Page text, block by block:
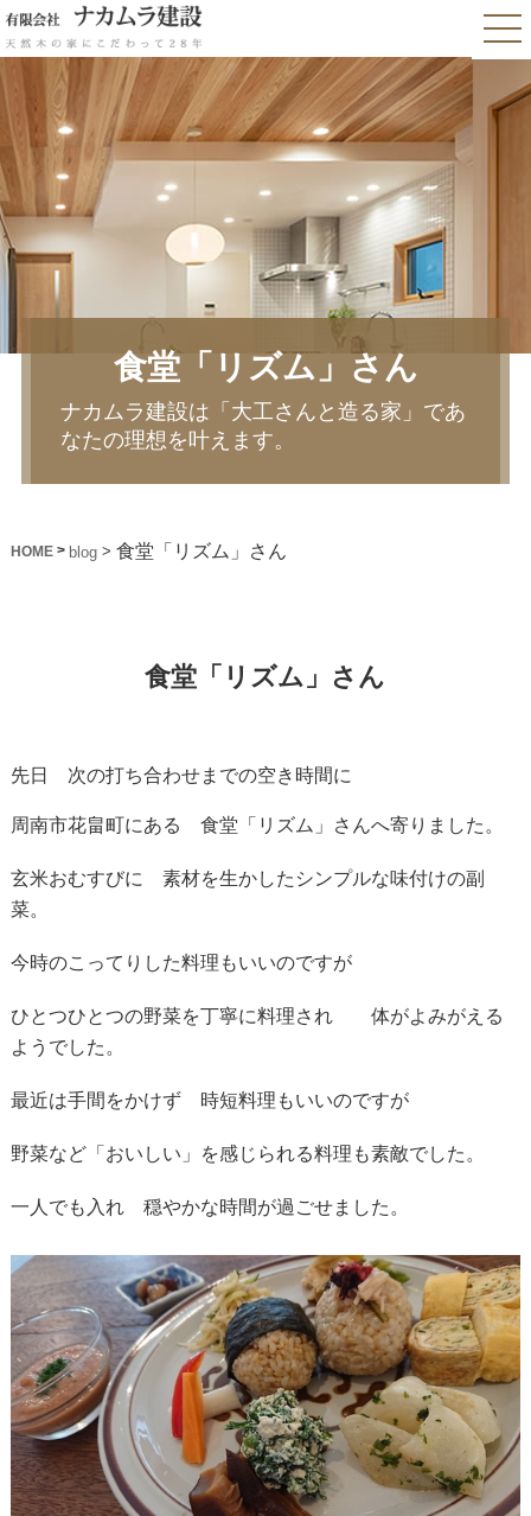
食堂「リズム」さん
ナカムラ建設は「大工さんと造る家」であ
なたの理想を叶えます。
HOME> blog> 食堂「リズム」さん
食堂「リズム」さん
先日 次の打ち合わせまでの空き時間に
周南市花畠町にある 食堂「リズム」さんへ寄りました。
玄米おむすびに 素材を生かしたシンプルな味付けの副
菜。
今時のこってりした料理もいいのですが
ひとつひとつの野菜を丁寧に料理され 体がよみがえる
ようでした。
最近は手間をかけず 時短料理もいいのですが
野菜など「おいしい」を感じられる料理も素敵でした。
一人でも入れ 穏やかな時間が過ごせました。